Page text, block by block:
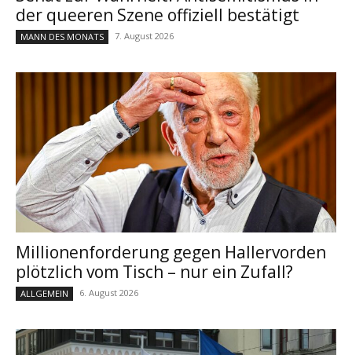
der queeren Szene offiziell bestätigt
MANN DES MONATS 7. August 2026
Millionenforderung gegen Hallervorden
plötzlich vom Tisch – nur ein Zufall?
ALLGEMEIN 6. August 2026